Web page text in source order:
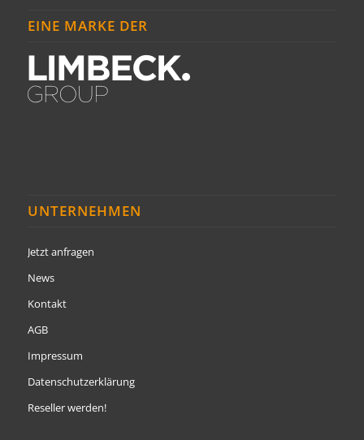
EINE MARKE DER
UNTERNEHMEN
Jetzt anfragen
News
Kontakt
AGB
Impressum
Datenschutzerklärung
Reseller werden!